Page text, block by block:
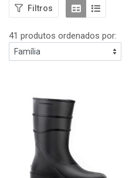
Filtros
41 produtos ordenados por: